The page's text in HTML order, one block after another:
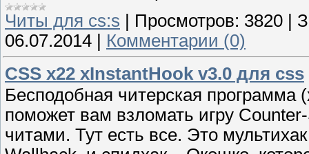
Читы для cs:s
Просмотров: 3820
06.07.2014
Комментарии (0)
CSS x22 xInstantHook v3.0 для css
Бесподобная читерская программа
поможет вам взломать игру
читами. Тут есть все. Это